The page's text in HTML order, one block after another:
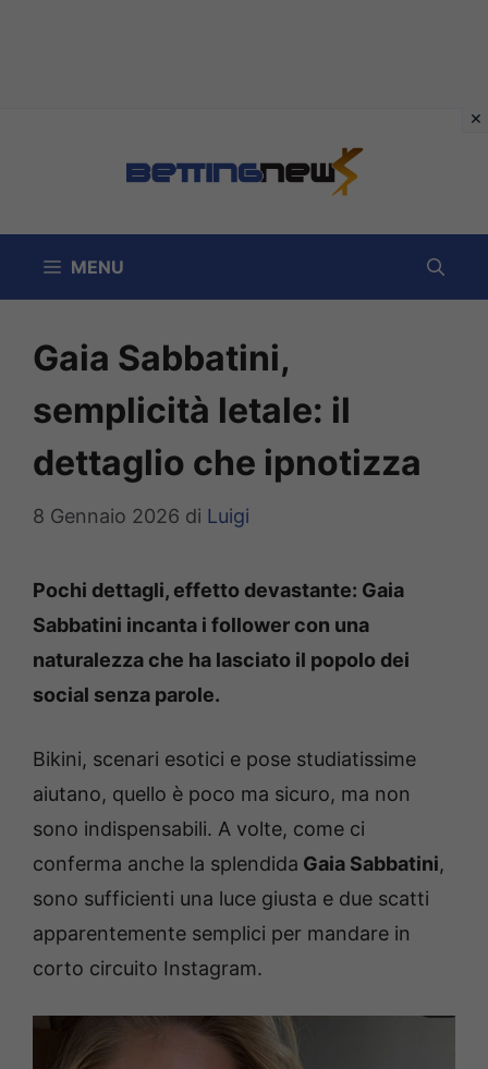
MENU
Gaia Sabbatini,
semplicità letale: il
dettaglio che ipnotizza
8 Gennaio 2026 di Luigi
Pochi dettagli, effetto devastante: Gaia
Sabbatini incanta i follower con una
naturalezza che ha lasciato il popolo dei
social senza parole.
Bikini, scenari esotici e pose studiatissime
aiutano, quello è poco ma sicuro, ma non
sono indispensabili. A volte, come ci
conferma anche la splendida Gaia Sabbatini,
sono sufficienti una luce giusta e due scatti
apparentemente semplici per mandare in
corto circuito Instagram.